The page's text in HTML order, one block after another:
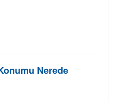
Nerede